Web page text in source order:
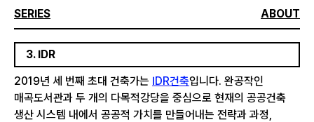
SERIES ABOUT
3. IDR
2019년 세 번째 초대 건축가는 IDR건축입니다. 완공작인
매곡도서관과 두 개의 다목적강당을 중심으로 현재의 공공건축
생산 시스템 내에서 공공적 가치를 만들어내는 전략과 과정,